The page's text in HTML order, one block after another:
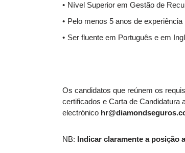
Nível Superior em Gestão de
Pelo menos 5 anos de
Ser fluente em Português e em
Os candidatos que reúnem os
certificados e Carta de Candidatura
electrónico
NB: Indicar claramente a posição